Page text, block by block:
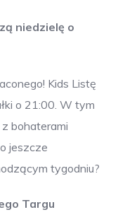
niedzielę o
Kids Listę
o 21:00. W tym
bohaterami
jeszcze
tygodniu?
Targu